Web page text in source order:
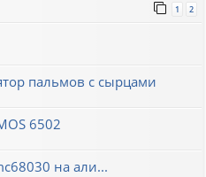
1 2
пальмов с сырцами
6502
на али...